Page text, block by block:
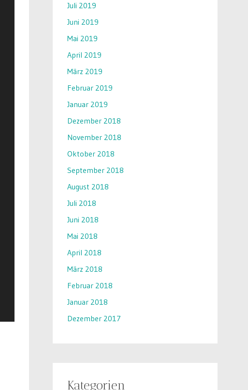
Juli 2019
Juni 2019
Mai 2019
April 2019
März 2019
Februar 2019
Januar 2019
Dezember 2018
November 2018
Oktober 2018
September 2018
August 2018
Juli 2018
Juni 2018
Mai 2018
April 2018
März 2018
Februar 2018
Januar 2018
Dezember 2017
Kategorien